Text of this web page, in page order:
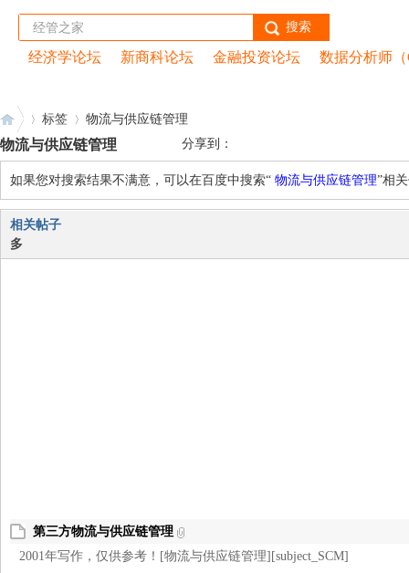
搜索
经济学论坛 新商科论坛 金融投资论坛 数据分析师
经 ›
标签
›
物流与供应链管理
物流与供应链管理 分享到：
如果您对搜索结果不满意，可以在百度中搜索“ 物流与供应链管理”相
相关帖子
多
第三方物流与供应链管理
2001年写作，仅供参考！[物流与供应链管理][subject_SCM]